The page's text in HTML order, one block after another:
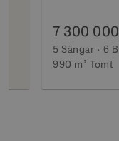
7 300
5 Sängar 6
990 m² Tomt